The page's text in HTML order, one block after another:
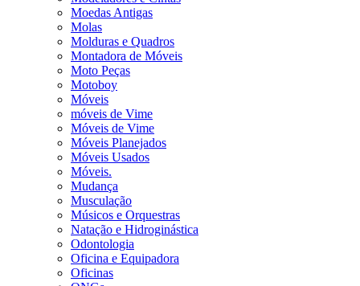
Moedas Antigas
Molas
Molduras e Quadros
Montadora de Móveis
Moto Peças
Motoboy
Móveis
móveis de Vime
Móveis de Vime
Móveis Planejados
Móveis Usados
Móveis.
Mudança
Musculação
Músicos e Orquestras
Natação e Hidroginástica
Odontologia
Oficina e Equipadora
Oficinas